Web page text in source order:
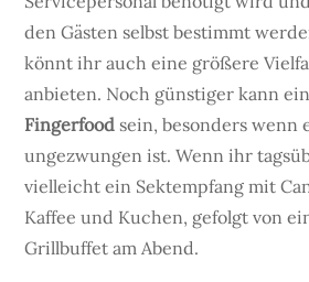
den Gästen selbst bestimmt
könnt ihr auch eine größere
anbieten. Noch günstiger kann ein
Fingerfood sein, besonders wenn
ungezwungen ist. Wenn ihr
vielleicht ein Sektempfang mit
Kaffee und Kuchen, gefolgt von
Grillbuffet am Abend.